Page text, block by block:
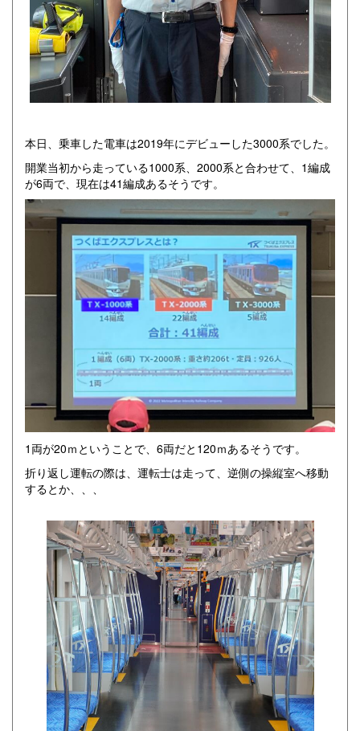
本日、乗車した電車は2019年にデビューした3000系でした。
開業当初から走っている1000系、2000系と合わせて、1編成
が6両で、現在は41編成あるそうです。
1両が20ｍということで、6両だと120ｍあるそうです。
折り返し運転の際は、運転士は走って、逆側の操縦室へ移動
するとか、、、